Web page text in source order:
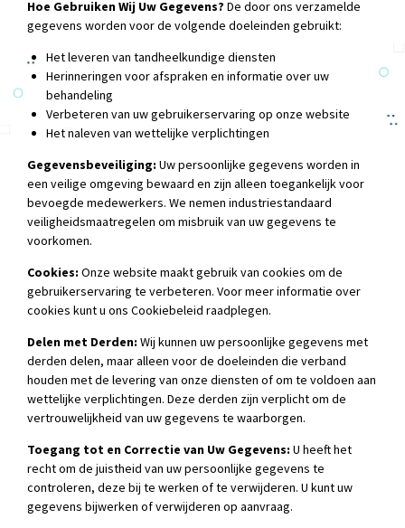
Hoe Gebruiken Wij Uw Gegevens? De door ons verzamelde
gegevens worden voor de volgende doeleinden gebruikt:
Het leveren van tandheelkundige diensten
Herinneringen voor afspraken en informatie over uw
behandeling
Verbeteren van uw gebruikerservaring op onze website
Het naleven van wettelijke verplichtingen
Gegevensbeveiliging: Uw persoonlijke gegevens worden in
een veilige omgeving bewaard en zijn alleen toegankelijk voor
bevoegde medewerkers. We nemen industriestandaard
veiligheidsmaatregelen om misbruik van uw gegevens te
voorkomen.
Cookies: Onze website maakt gebruik van cookies om de
gebruikerservaring te verbeteren. Voor meer informatie over
cookies kunt u ons Cookiebeleid raadplegen.
Delen met Derden: Wij kunnen uw persoonlijke gegevens met
derden delen, maar alleen voor de doeleinden die verband
houden met de levering van onze diensten of om te voldoen aan
wettelijke verplichtingen. Deze derden zijn verplicht om de
vertrouwelijkheid van uw gegevens te waarborgen.
Toegang tot en Correctie van Uw Gegevens: U heeft het
recht om de juistheid van uw persoonlijke gegevens te
controleren, deze bij te werken of te verwijderen. U kunt uw
gegevens bijwerken of verwijderen op aanvraag.